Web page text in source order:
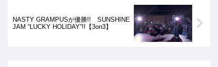
NASTY GRAMPUSが優勝!! SUNSHINE
JAM “LUCKY HOLIDAY”!!【3on3】